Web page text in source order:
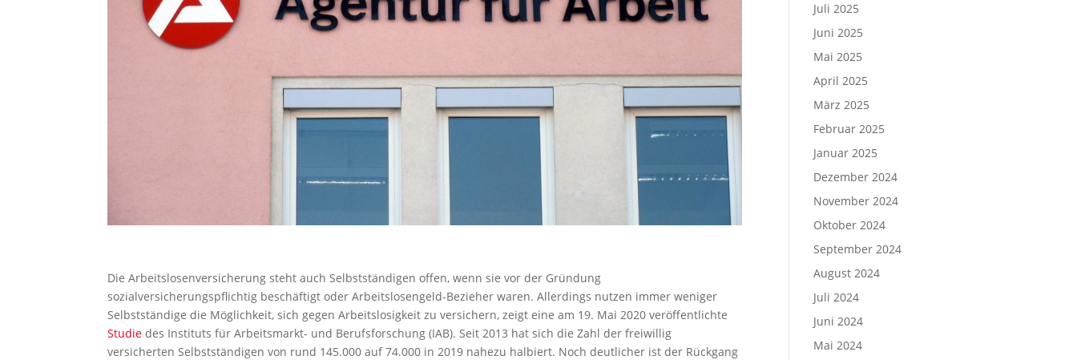
Die Arbeitslosenversicherung steht auch Selbstständigen offen, wenn sie vor der Gründung
sozialversicherungspflichtig beschäftigt oder Arbeitslosengeld-Bezieher waren. Allerdings nutzen immer weniger
Selbstständige die Möglichkeit, sich gegen Arbeitslosigkeit zu versichern, zeigt eine am 19. Mai 2020 veröffentlichte
Studie des Instituts für Arbeitsmarkt- und Berufsforschung (IAB). Seit 2013 hat sich die Zahl der freiwillig
versicherten Selbstständigen von rund 145.000 auf 74.000 in 2019 nahezu halbiert. Noch deutlicher ist der Rückgang
Juli 2025
Juni 2025
Mai 2025
April 2025
März 2025
Februar 2025
Januar 2025
Dezember 2024
November 2024
Oktober 2024
September 2024
August 2024
Juli 2024
Juni 2024
Mai 2024